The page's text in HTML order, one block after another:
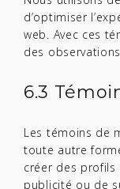
d’optimiser
web. Avec ces
des
6.3
Les témoins de
toute autre
créer des profils
publicité ou de